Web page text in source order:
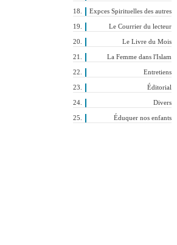
Expces Spirituelles des autres
Le Courrier du lecteur
Le Livre du Mois
La Femme dans l'Islam
Entretiens
Éditorial
Divers
Éduquer nos enfants